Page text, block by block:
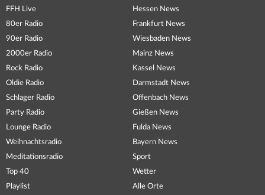
FFH Live
80er Radio
90er Radio
2000er Radio
Rock Radio
Oldie Radio
Schlager Radio
Party Radio
Lounge Radio
Weihnachtsradio
Meditationsradio
Top 40
Playlist
Hessen News
Frankfurt News
Wiesbaden News
Mainz News
Kassel News
Darmstadt News
Offenbach News
Gießen News
Fulda News
Bayern News
Sport
Wetter
Alle Orte